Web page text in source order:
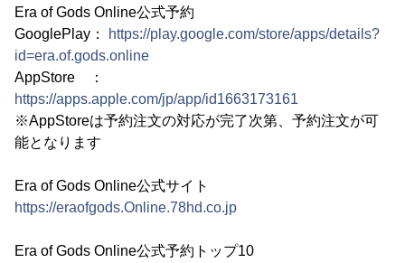
Era of Gods Online公式予約
GooglePlay：
https://play.google.com/store/apps/details?
id=era.of.gods.online
AppStore ：
https://apps.apple.com/jp/app/id1663173161
※AppStoreは予約注文の対応が完了次第、予約注文が可
能となります
Era of Gods Online公式サイト
https://eraofgods.Online.78hd.co.jp
Era of Gods Online公式予約トップ10